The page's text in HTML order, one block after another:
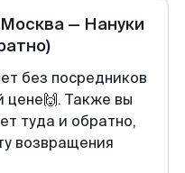
Москва— Нануки
без посредников
цене🙌. Также вы
туда и обратно,
возвращения